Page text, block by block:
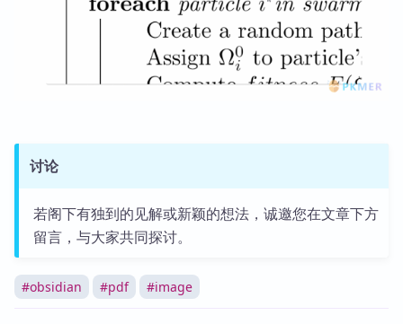
讨论
若阁下有独到的见解或新颖的想法，诚邀您在文章下方
留言，与大家共同探讨。
#obsidian #pdf #image